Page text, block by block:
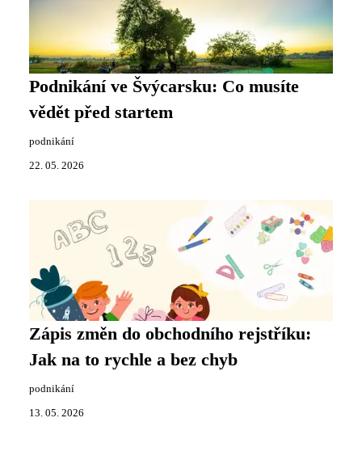
Podnikání ve Švýcarsku: Co musíte
vědět před startem
podnikání
22. 05. 2026
Zápis změn do obchodního rejstříku:
Jak na to rychle a bez chyb
podnikání
13. 05. 2026